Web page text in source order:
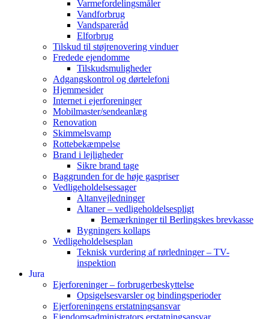
Varmefordelingsmåler
Vandforbrug
Vandspareråd
Elforbrug
Tilskud til støjrenovering vinduer
Fredede ejendomme
Tilskudsmuligheder
Adgangskontrol og dørtelefoni
Hjemmesider
Internet i ejerforeninger
Mobilmaster/sendeanlæg
Renovation
Skimmelsvamp
Rottebekæmpelse
Brand i lejligheder
Sikre brand tage
Baggrunden for de høje gaspriser
Vedligeholdelsessager
Altanvejledninger
Altaner – vedligeholdelsespligt
Bemærkninger til Berlingskes brevkasse
Bygningers kollaps
Vedligeholdelsesplan
Teknisk vurdering af rørledninger – TV-
inspektion
Jura
Ejerforeninger – forbrugerbeskyttelse
Opsigelsesvarsler og bindingsperioder
Ejerforeningens erstatningsansvar